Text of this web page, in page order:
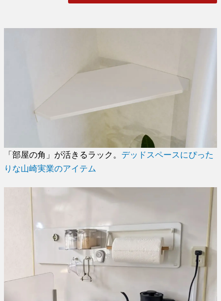
「部屋の角」が活きるラック。 デッドスペースにぴった
りな山崎実業のアイテム